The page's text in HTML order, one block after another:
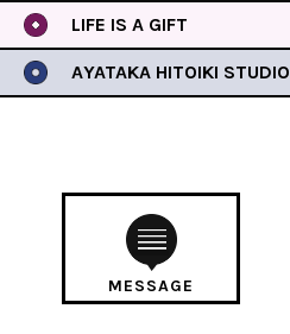
LIFE IS A GIFT
AYATAKA HITOIKI STUDIO
MESSAGE